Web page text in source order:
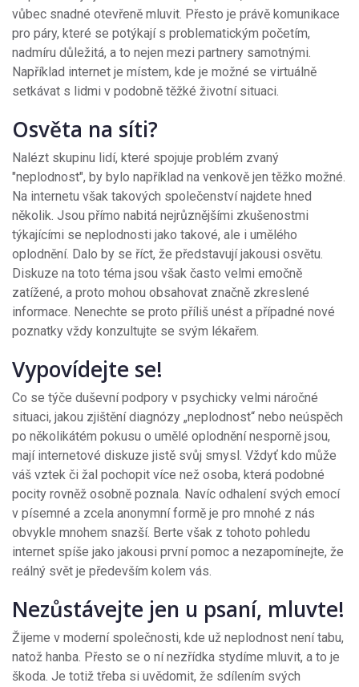
vůbec snadné otevřeně mluvit. Přesto je právě komunikace
pro páry, které se potýkají s problematickým početím,
nadmíru důležitá, a to nejen mezi partnery samotnými.
Například internet je místem, kde je možné se virtuálně
setkávat s lidmi v podobně těžké životní situaci.
Osvěta na síti?
Nalézt skupinu lidí, které spojuje problém zvaný
"neplodnost", by bylo například na venkově jen těžko možné.
Na internetu však takových společenství najdete hned
několik. Jsou přímo nabitá nejrůznějšími zkušenostmi
týkajícími se neplodnosti jako takové, ale i umělého
oplodnění. Dalo by se říct, že představují jakousi osvětu.
Diskuze na toto téma jsou však často velmi emočně
zatížené, a proto mohou obsahovat značně zkreslené
informace. Nenechte se proto příliš unést a případné nové
poznatky vždy konzultujte se svým lékařem.
Vypovídejte se!
Co se týče duševní podpory v psychicky velmi náročné
situaci, jakou zjištění diagnózy „neplodnost“ nebo neúspěch
po několikátém pokusu o umělé oplodnění nesporně jsou,
mají internetové diskuze jistě svůj smysl. Vždyť kdo může
váš vztek či žal pochopit více než osoba, která podobné
pocity rovněž osobně poznala. Navíc odhalení svých emocí
v písemné a zcela anonymní formě je pro mnohé z nás
obvykle mnohem snazší. Berte však z tohoto pohledu
internet spíše jako jakousi první pomoc a nezapomínejte, že
reálný svět je především kolem vás.
Nezůstávejte jen u psaní, mluvte!
Žijeme v moderní společnosti, kde už neplodnost není tabu,
natož hanba. Přesto se o ní nezřídka stydíme mluvit, a to je
škoda. Je totiž třeba si uvědomit, že sdílením svých